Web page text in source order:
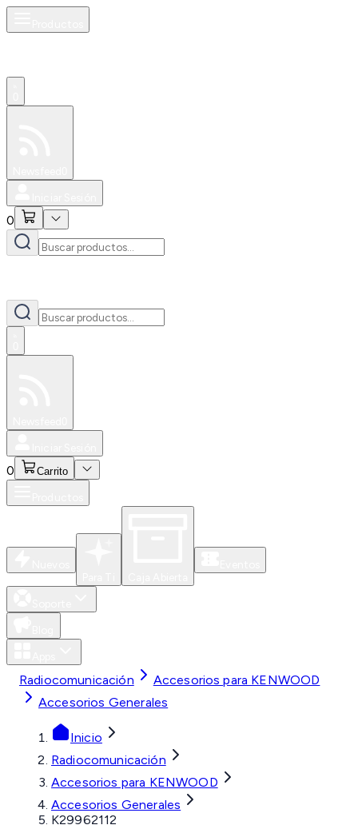
0
0 Carrito
Radiocomunicación
Accesorios para KENWOOD
Accesorios Generales
Inicio
Radiocomunicación
Accesorios para KENWOOD
Accesorios Generales
K29962112